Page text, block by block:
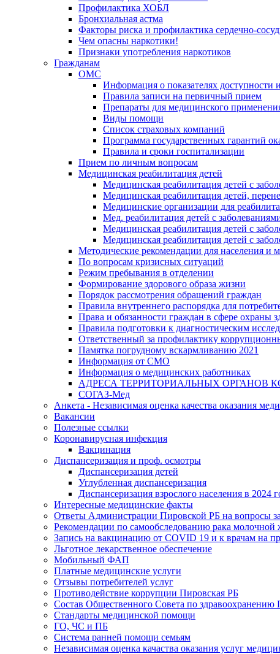
Профилактика ХОБЛ
Бронхиальная астма
Факторы риска и профилактика сердечно-
Чем опасны наркотики!
Признаки употребления наркотиков
Гражданам
ОМС
Информация о показателях доступности
Правила записи на первичный прием
Препараты для медицинского
Виды помощи
Список страховых компаний
Программа государственных гарантий
Правила и сроки госпитализации
Прием по личным вопросам
Медицинская реабилитация детей
Медицинская реабилитация детей с
Медицинская реабилитация детей,
Медицинские организации для
Мед. реабилитация детей с
Медицинская реабилитация детей с
Медицинская реабилитация детей с
Методические рекомендации для населения и
По вопросам кризисных ситуаций
Режим пребывания в отделении
Формирование здорового образа жизни
Порядок рассмотрения обращений граждан
Правила внутреннего распорядка для
Права и обязанности граждан в сфере охраны
Правила подготовки к диагностическим
Ответственный за профилактику
Памятка погрудному вскармливанию 2021
Информация от СМО
Информация о медицинских работниках
АДРЕСА ТЕРРИТОРИАЛЬНЫХ ОРГАНОВ
СОГАЗ-Мед
Анкета - Независимая оценка качества оказания
Вакансии
Полезные ссылки
Коронавирусная инфекция
Вакцинация
Диспансеризация и проф. осмотры
Диспансеризация детей
Углубленная диспансеризация
Диспансеризация взрослого населения в 2024
Интересные медицинские факты
Ответы Администрации Пировской РБ на вопросы
Рекомендации по самообследованию рака молочной
Запись на вакцинацию от COVID 19 и к врачам на
Льготное лекарственное обеспечение
Мобильный ФАП
Платные медицинские услуги
Отзывы потребителей услуг
Противодействие коррупции Пировская РБ
Состав Общественного Совета по здравоохранению
Стандарты медицинской помощи
ГО, ЧС и ПБ
Система ранней помощи семьям
Независимая оценка качаства оказания услуг